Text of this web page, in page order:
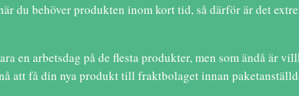
du behöver produkten inom kort tid, så därför är det
en arbetsdag på de flesta produkter, men som ändå är
att få din nya produkt till fraktbolaget innan